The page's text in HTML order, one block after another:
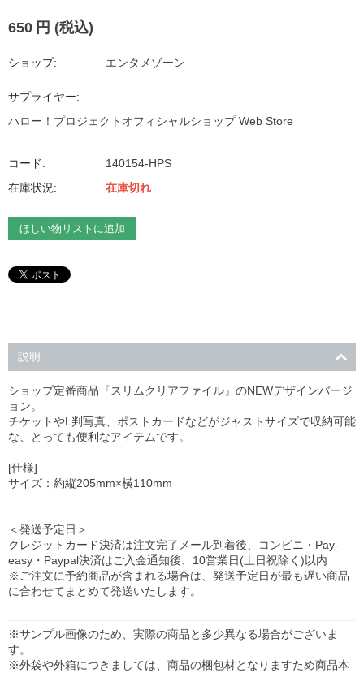
650 円 (税込)
ショップ: エンタメゾーン
サプライヤー:
ハロー！プロジェクトオフィシャルショップ Web Store
コード:
140154-HPS
在庫状況:
在庫切れ
ほしい物リストに追加
説明
ショップ定番商品『スリムクリアファイル』のNEWデザインバージ
ョン。
チケットやL判写真、ポストカードなどがジャストサイズで収納可能
な、とっても便利なアイテムです。
[仕様]
サイズ：約縦205mm×横110mm
＜発送予定日＞
クレジットカード決済は注文完了メール到着後、コンビニ・Pay-
easy・Paypal決済はご入金通知後、10営業日(土日祝除く)以内
※ご注文に予約商品が含まれる場合は、発送予定日が最も遅い商品
に合わせてまとめて発送いたします。
※サンプル画像のため、実際の商品と多少異なる場合がございま
す。
※外袋や外箱につきましては、商品の梱包材となりますため商品本